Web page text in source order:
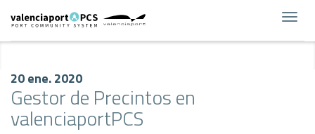
20 ene. 2020
Gestor de Precintos en
valenciaportPCS